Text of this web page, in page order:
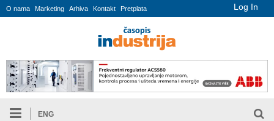
Log In
O nama Marketing Arhiva Kontakt Pretplata
ENG